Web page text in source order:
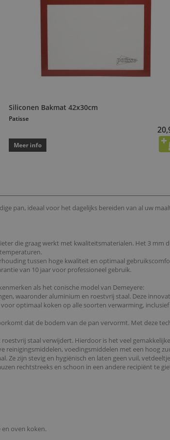
Siliconen Bakmat 42x30cm
Patisse
Meer info
pan, ideaal voor het dagelijks bereiden van al uw
die graag werkt met kwaliteitsmaterialen. Het 3
tussen hoge kwaliteit en optimaal
van 10 jaar voor professioneel gebruik.
als het conische model van Demeyere:
waaronder aluminium en roestvrij staal. Deze
optimaal koken op alle soorten verwarming,
dat de bodem van de pan vervormt. Met deze
staal verwijdert. Hierdoor is het veel
reinigingsmiddelen, voedingsmiddelen met een hoog
Ze zijn stevig en hygiënisch en laten geen vuil,
rechtstreeks en schoon in een andere recipiënt te
en oven koken.